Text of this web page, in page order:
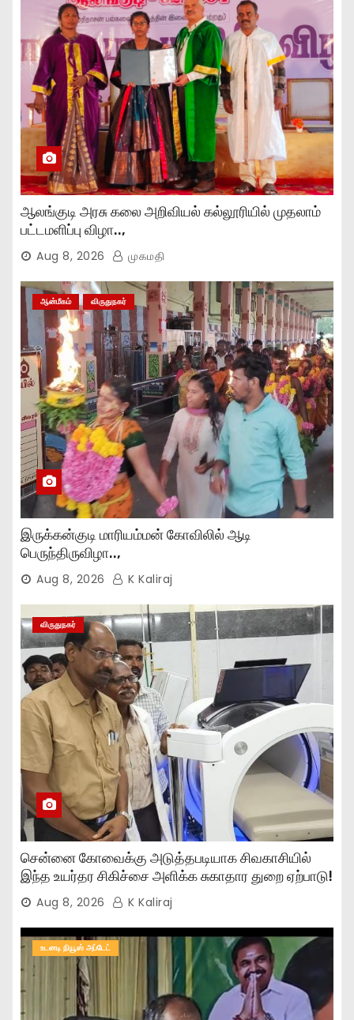
ஆலங்குடி அரசு கலை அறிவியல் கல்லூரியில் முதலாம்
பட்டமளிப்பு விழா..,
Aug 8, 2026 முகமதி
ஆன்மீகம் விருதுநகர்
இருக்கன்குடி மாரியம்மன் கோவிலில் ஆடி
பெருந்திருவிழா..,
Aug 8, 2026 K Kaliraj
விருதுநகர்
சென்னை கோவைக்கு அடுத்தபடியாக சிவகாசியில்
இந்த உயர்தர சிகிச்சை அளிக்க சுகாதார துறை ஏற்பாடு!
Aug 8, 2026 K Kaliraj
உடனடி நியூஸ் அப்டேட்